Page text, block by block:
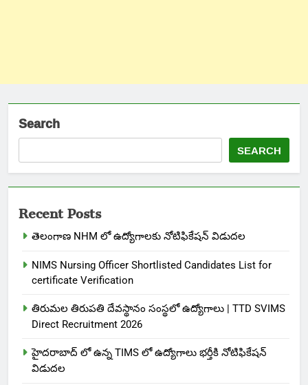
Search
SEARCH
Recent Posts
తెలంగాణ NHM లో ఉద్యోగాలకు నోటిఫికేషన్ విడుదల
NIMS Nursing Officer Shortlisted Candidates List for
certificate Verification
తిరుమల తిరుపతి దేవస్థానం సంస్థలో ఉద్యోగాలు | TTD SVIMS
Direct Recruitment 2026
హైదరాబాద్ లో ఉన్న TIMS లో ఉద్యోగాలు భర్తీకి నోటిఫికేషన్
విడుదల